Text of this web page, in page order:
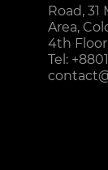
Road,
Area,
4th
Tel: